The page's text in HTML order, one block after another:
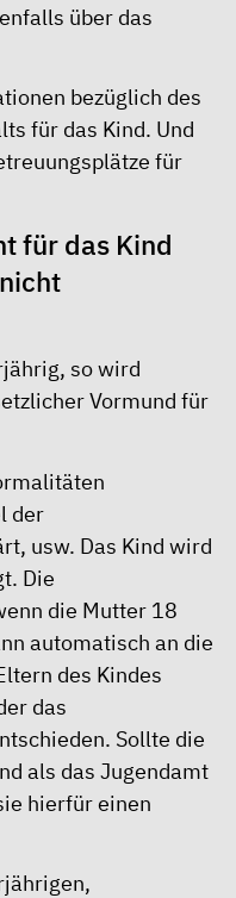
über das
bezüglich des
für das Kind. Und
für
für das Kind
so wird
Vormund für
der
usw. Das Kind wird
Die
die Mutter 18
automatisch an die
des Kindes
das
Sollte die
als das Jugendamt
hierfür einen